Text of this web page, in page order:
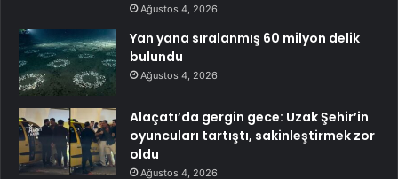
Ağustos 4, 2026
Yan yana sıralanmış 60 milyon delik
bulundu
Ağustos 4, 2026
Alaçatı’da gergin gece: Uzak Şehir’in
oyuncuları tartıştı, sakinleştirmek zor
oldu
Ağustos 4, 2026